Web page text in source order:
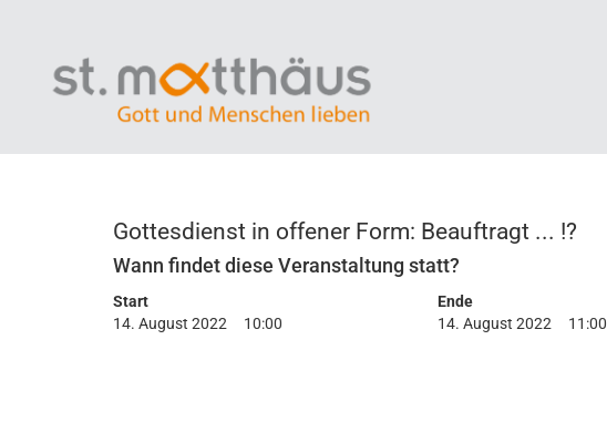
Gottesdienst in offener Form: Beauftragt ... !?
Wann findet diese Veranstaltung statt?
Start
14. August 2022
10:00
Ende
14. August 2022
11:00